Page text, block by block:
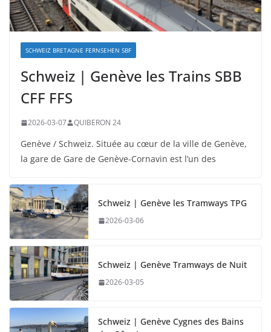
SCHWEIZ BRETAGNE FERNSEHEN SBF
Schweiz | Genève les Trains SBB
CFF FFS
2026-03-07 QUIBERON 24
Genève / Schweiz. Située au cœur de la ville de Genève,
la gare de Gare de Genève-Cornavin est l’un des
Schweiz | Genève les Tramways TPG
2026-03-06
Schweiz | Genève Tramways de Nuit
2026-03-05
Schweiz | Genève Cygnes des Bains